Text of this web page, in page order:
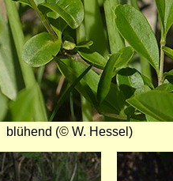
blühend (© W. Hessel)
Bild